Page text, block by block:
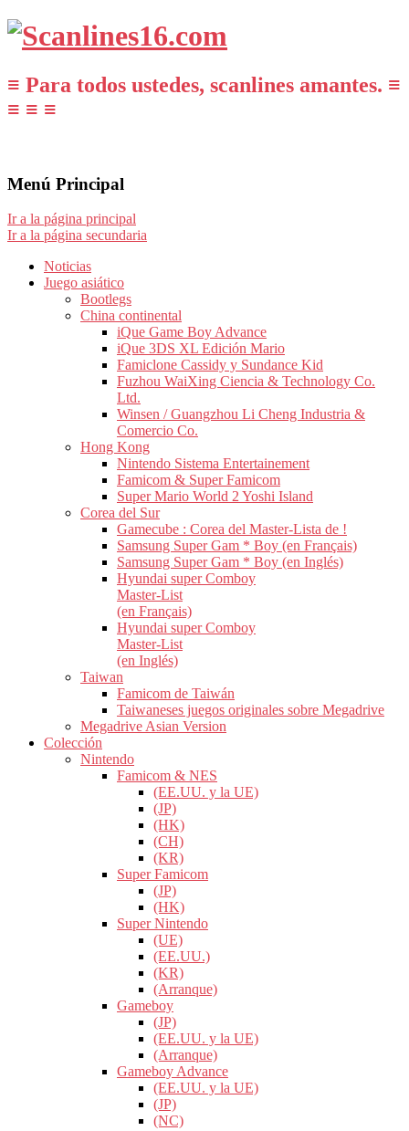
≡ Para todos ustedes, scanlines amantes. ≡
≡ ≡ ≡
Menú Principal
Ir a la página principal
Ir a la página secundaria
Noticias
Juego asiático
Bootlegs
China continental
iQue Game Boy Advance
iQue 3DS XL Edición Mario
Famiclone Cassidy y Sundance Kid
Fuzhou WaiXing Ciencia & Technology Co.
Ltd.
Winsen / Guangzhou Li Cheng Industria &
Comercio Co.
Hong Kong
Nintendo Sistema Entertainement
Famicom & Super Famicom
Super Mario World 2 Yoshi Island
Corea del Sur
Gamecube : Corea del Master-Lista de !
Samsung Super Gam * Boy (en Français)
Samsung Super Gam * Boy (en Inglés)
Hyundai super Comboy
Master-List
(en Français)
Hyundai super Comboy
Master-List
(en Inglés)
Taiwan
Famicom de Taiwán
Taiwaneses juegos originales sobre Megadrive
Megadrive Asian Version
Colección
Nintendo
Famicom & NES
(EE.UU. y la UE)
(JP)
(HK)
(CH)
(KR)
Super Famicom
(JP)
(HK)
Super Nintendo
(UE)
(EE.UU.)
(KR)
(Arranque)
Gameboy
(JP)
(EE.UU. y la UE)
(Arranque)
Gameboy Advance
(EE.UU. y la UE)
(JP)
(NC)